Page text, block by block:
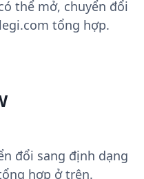
thể mở, chuyển đổi
tổng hợp.
đổi sang định dạng
hợp ở trên.